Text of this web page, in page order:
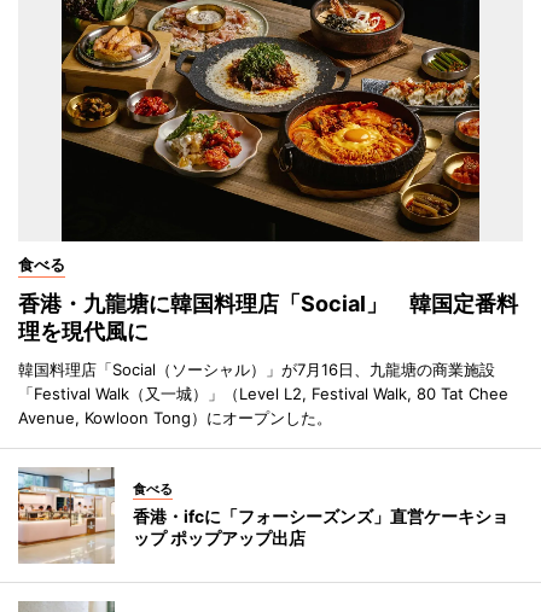
食べる
香港・九龍塘に韓国料理店「Social」 韓国定番料
理を現代風に
韓国料理店「Social（ソーシャル）」が7月16日、九龍塘の商業施設
「Festival Walk（又一城）」（Level L2, Festival Walk, 80 Tat Chee
Avenue, Kowloon Tong）にオープンした。
食べる
香港・ifcに「フォーシーズンズ」直営ケーキショ
ップ ポップアップ出店